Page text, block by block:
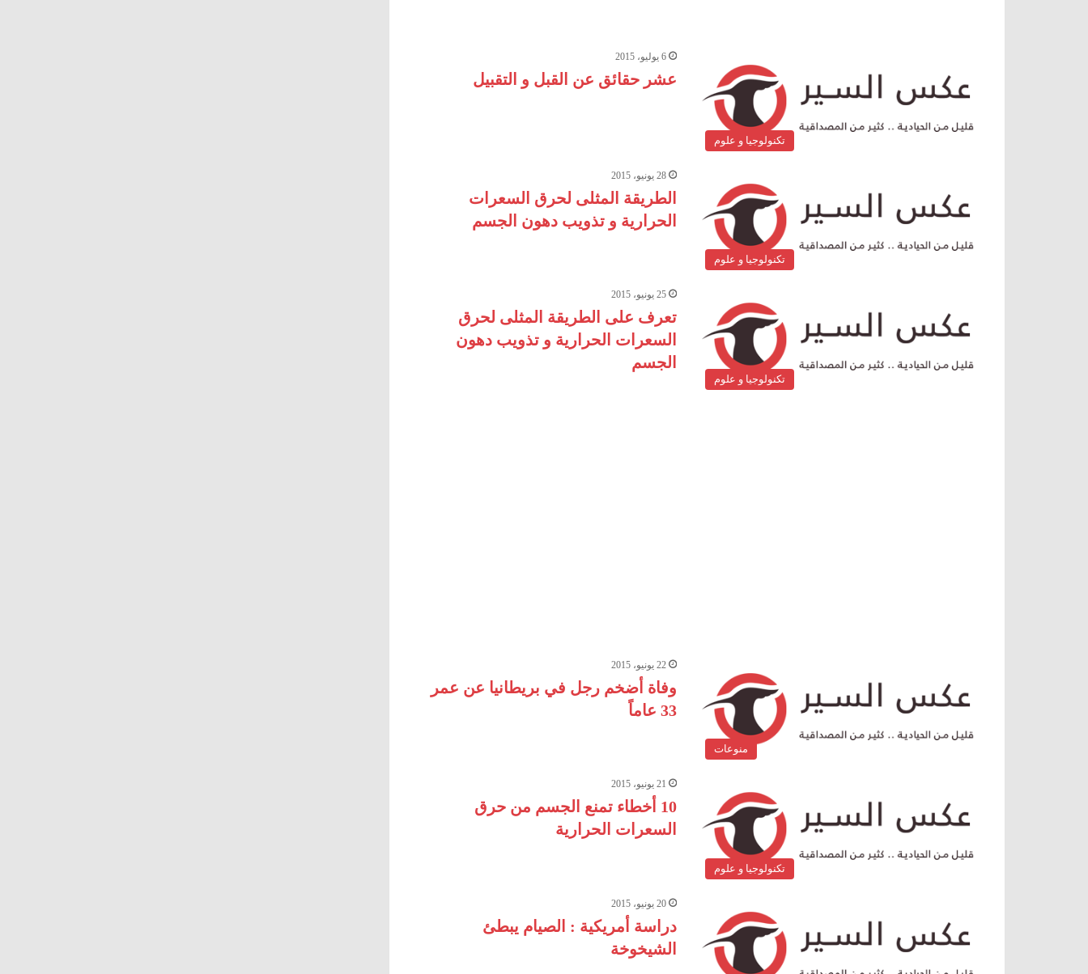
تكنولوجيا و علوم
6 يوليو، 2015
عشر حقائق عن القبل و التقبيل
تكنولوجيا و علوم
28 يونيو، 2015
الطريقة المثلى لحرق السعرات
الحرارية و تذويب دهون الجسم
تكنولوجيا و علوم
25 يونيو، 2015
تعرف على الطريقة المثلى لحرق
السعرات الحرارية و تذويب دهون
الجسم
منوعات
22 يونيو، 2015
وفاة أضخم رجل في بريطانيا عن عمر
33 عاماً
تكنولوجيا و علوم
21 يونيو، 2015
10 أخطاء تمنع الجسم من حرق
السعرات الحرارية
20 يونيو، 2015
دراسة أمريكية : الصيام يبطئ
الشيخوخة